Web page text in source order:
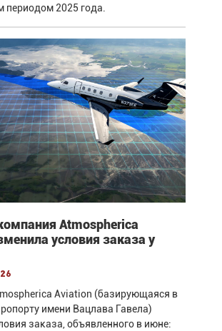
периодом 2025 года.
Atmospherica
условия заказа у
Aviation (базирующаяся в
имени Вацлава Гавела)
заказа, объявленного в июне: